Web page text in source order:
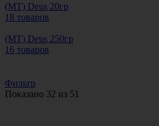
(MT) Deus 20гр
18 товаров
(MT) Deus 250гр
16 товаров
Фильтр
Показано 32 из 51